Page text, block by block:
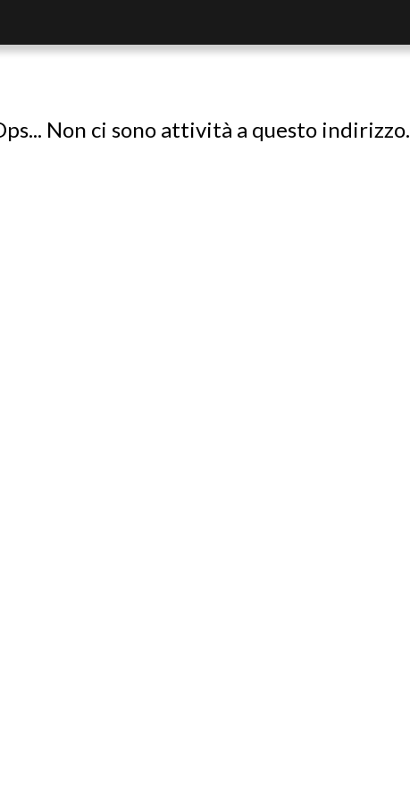
Non ci sono attività a questo indirizzo.